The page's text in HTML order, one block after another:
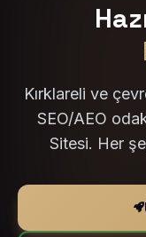
Kırklareli ve
SEO/AEO
Sitesi. Her